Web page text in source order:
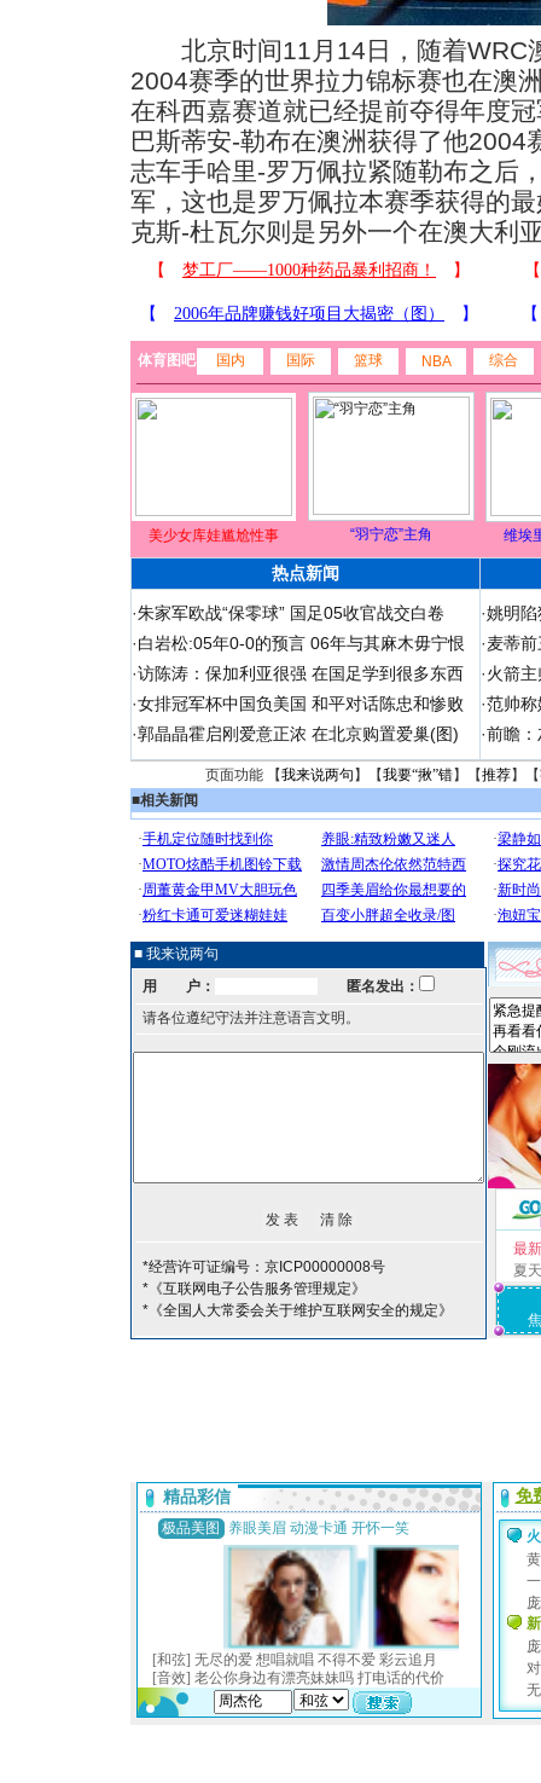
北京时间11月14日，随着WRC
2004赛季的世界拉力锦标赛也在澳
在科西嘉赛道就已经提前夺得年度
巴斯蒂安-勒布在澳洲获得了他2004
志车手哈里-罗万佩拉紧随勒布之后
军，这也是罗万佩拉本赛季获得的
克斯-杜瓦尔则是另外一个在澳大利
体育图吧 国内 国际 篮球 NBA 综合
美少女库娃尴尬性事 “羽宁恋”主角 维埃
热点新闻
·朱家军欧战“保零球” 国足05收官战交白卷
·白岩松:05年0-0的预言 06年与其麻木毋宁恨
·访陈涛：保加利亚很强 在国足学到很多东西
·女排冠军杯中国负美国 和平对话陈忠和惨败
·郭晶晶霍启刚爱意正浓 在北京购置爱巢(图)
·姚明
·麦蒂
·火箭
·范帅
·前瞻
页面功能 【我来说两句 】【我要“揪”错】【推荐】
■相关新闻
■ 我来说两句
用 户：
匿名发出：
请各位遵纪守法并注意语言文明。
*经营许可证编号：京ICP00000008号
*《互联网电子公告服务管理规定》
*《全国人大常委会关于维护互联网安全的规定》
最
夏